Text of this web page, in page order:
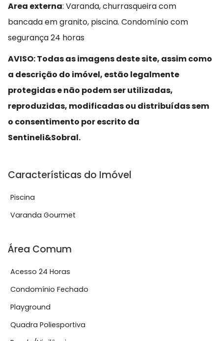
Area externa: Varanda, churrasqueira com
bancada em granito, piscina. Condomínio com
segurança 24 horas
AVISO: Todas as imagens deste site, assim como
a descrição do imóvel, estão legalmente
protegidas e não podem ser utilizadas,
reproduzidas, modificadas ou distribuídas sem
o consentimento por escrito da
Sentineli&Sobral.
Características do Imóvel
Piscina
Varanda Gourmet
Área Comum
Acesso 24 Horas
Condomínio Fechado
Playground
Quadra Poliesportiva